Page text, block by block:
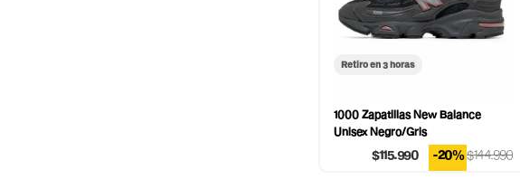
Retiro en 3 horas
1000 Zapatillas New Balance
Unisex Negro/Gris
$144.990
$115.990 -20%